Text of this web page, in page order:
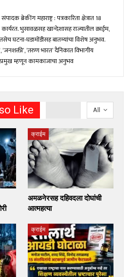
ब्रेकींग महाराष्ट्र : पत्रकारिता क्षेत्रात 18
कार्यरत. भुसावळसह खान्देशासह राज्यातील क्राईम,
घटना-घडामोंडीसह बातम्यांचा विशेष अनुभव.
‘तरुण भारत’ दैनिकात विभागीय
प्रमुख म्हणून कामकाजाचा अनुभव
All
Like
क्राईम
अमळनेरसह दहिवदला दोघांची
आत्महत्या
क्राईम